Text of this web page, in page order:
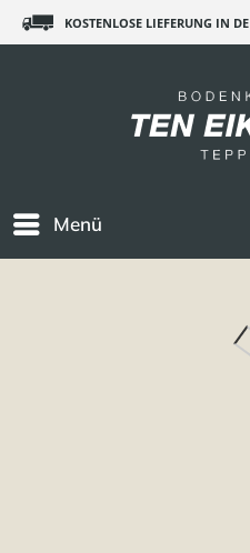
KOSTENLOSE LIEFERUNG IN DE
Menü